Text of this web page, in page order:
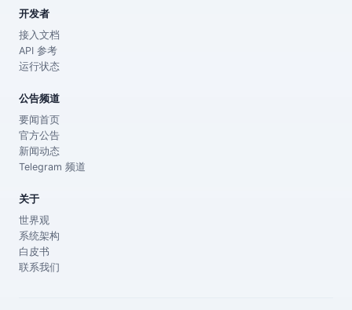
开发者
接入文档
API 参考
运行状态
公告频道
要闻首页
官方公告
新闻动态
Telegram 频道
关于
世界观
系统架构
白皮书
联系我们